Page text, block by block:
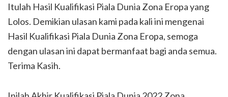
Itulah Hasil Kualifikasi Piala Dunia Zona Eropa yang
Lolos. Demikian ulasan kami pada kali ini mengenai
Hasil Kualifikasi Piala Dunia Zona Eropa, semoga
dengan ulasan ini dapat bermanfaat bagi anda semua.
Terima Kasih.